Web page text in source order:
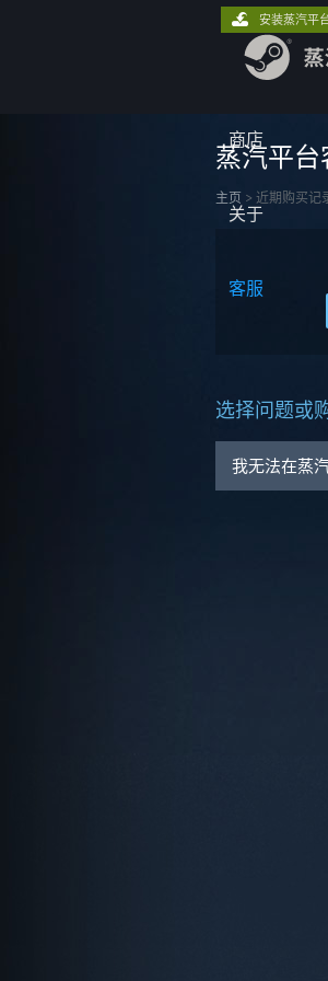
商店
关于
客服
安装蒸汽平
蒸汽平台
主页 > 近期购买记
选择问题或
我无法在蒸